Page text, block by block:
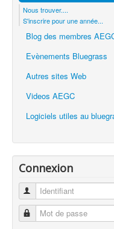
Nous trouver....
S'inscrire pour une année...
Blog des membres
Evènements Bluegrass
Autres sites Web
Videos AEGC
Logiciels utiles au
Connexion
Identifiant
Mot de passe